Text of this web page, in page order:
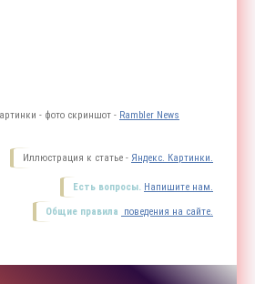
- фото скриншот - Rambler News
Иллюстрация к статье - Яндекс. Картинки.
Есть вопросы. Напишите нам.
Общие правила поведения на сайте.